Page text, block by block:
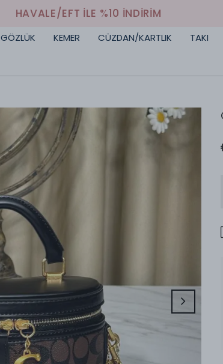
HAVALE/EFT İLE %10 İNDİRİM
GÖZLÜK KEMER CÜZDAN/KARTLIK TAKI